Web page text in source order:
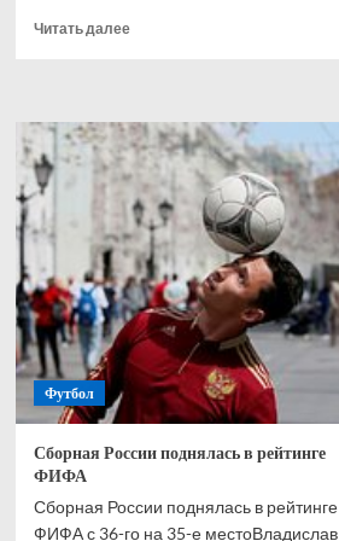
Читать далееПрочитать
ожиданиями
матча
открытия
чемпионата
мира
Футбол
Сборная России поднялась в рейтинге
ФИФА
Сборная России поднялась в рейтинге
ФИФА с 36-го на 35-е местоВладислав